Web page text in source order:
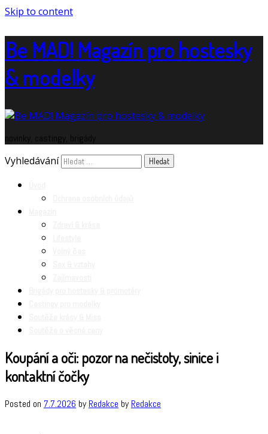
Skip to content
Be MAD! Magazín pro hostesky
& modelky
novinky, castingy, brigády
Vyhledávání
Koupání a oči: pozor na nečistoty, sinice i
kontaktní čočky
Posted on 7.7.2026 byRedakce byRedakce